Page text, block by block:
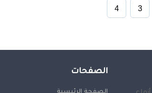
3
4
الصفحات
الصفحة الرئيسية